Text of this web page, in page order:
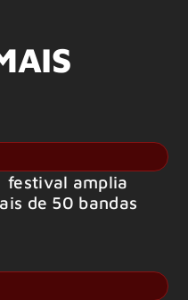
festival amplia
de 50 bandas